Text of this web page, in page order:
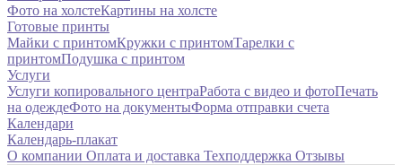
Фото на холстеКартины на холсте
Готовые принты
Майки с принтомКружки с принтомТарелки с
принтомПодушка с принтом
Услуги
Услуги копировального центраРабота с видео и фотоПечать
на одеждеФото на документыФорма отправки счета
Календари
Календарь-плакат
О компании Оплата и доставка Техподдержка Отзывы